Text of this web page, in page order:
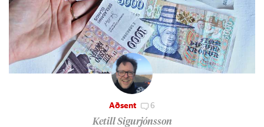
Aðsent 6
Ketill Sigurjónsson